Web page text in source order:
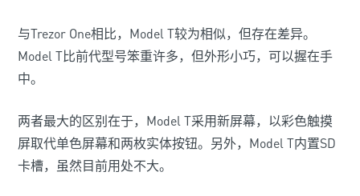
与Trezor One相比，Model T较为相似，但存在差异。
Model T比前代型号笨重许多，但外形小巧，可以握在手
中。
两者最大的区别在于，Model T采用新屏幕，以彩色触摸
屏取代单色屏幕和两枚实体按钮。另外，Model T内置SD
卡槽，虽然目前用处不大。